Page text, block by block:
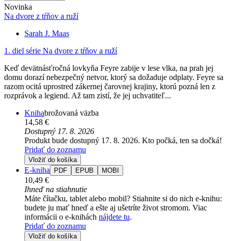
Novinka
Na dvore z tŕňov a ruží
Sarah J. Maas
1. diel série Na dvore z tŕňov a ruží
Keď devätnásťročná lovkyňa Feyre zabije v lese vlka, na prah jej
domu dorazí nebezpečný netvor, ktorý sa dožaduje odplaty. Feyre sa
razom ocitá uprostred zákernej čarovnej krajiny, ktorú pozná len z
rozprávok a legiend. Až tam zistí, že jej uchvatiteľ...
Knihabrožovaná väzba
14,58 €
Dostupný 17. 8. 2026
Produkt bude dostupný 17. 8. 2026. Kto počká, ten sa dočká!
Pridať do zoznamu
Vložiť do košíka
E-kniha PDF EPUB MOBI
10,49 €
Ihneď na stiahnutie
Máte čítačku, tablet alebo mobil? Stiahnite si do nich e-knihu:
budete ju mať hneď a ešte aj ušetríte život stromom. Viac
informácii o e-knihách nájdete tu.
Pridať do zoznamu
Vložiť do košíka